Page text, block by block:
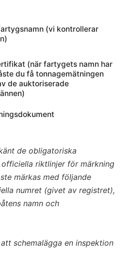
(vi kontrollerar
(när fartygets namn har
du få tonnagemätningen
de auktoriserade
de obligatoriska
riktlinjer för märkning
märkas med följande
numret (givet av registret),
namn och
schemalägga en inspektion